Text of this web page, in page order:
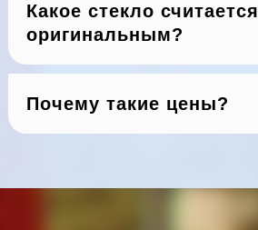
Какое стекло считается
оригинальным?
Почему такие цены?